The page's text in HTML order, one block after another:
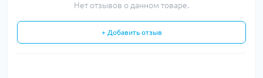
Нет отзывов о данном товаре.
+ Добавить отзыв